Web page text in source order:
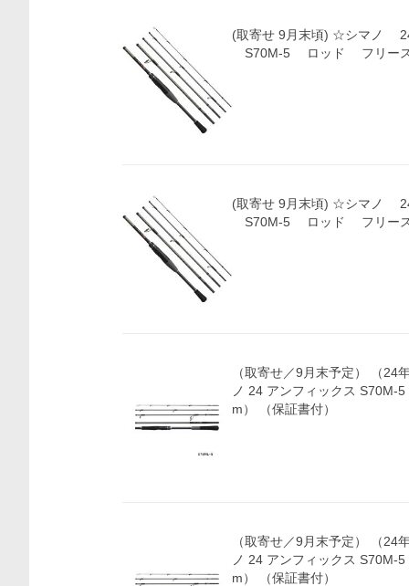
(取寄せ 9月末頃) ☆シマノ
S70M-5 ロッド フリース
(取寄せ 9月末頃) ☆シマノ
S70M-5 ロッド フリース
（取寄せ／9月末予定） （24
ノ 24 アンフィックス S70M-
m） （保証書付）
（取寄せ／9月末予定） （24
ノ 24 アンフィックス S70M-
m） （保証書付）